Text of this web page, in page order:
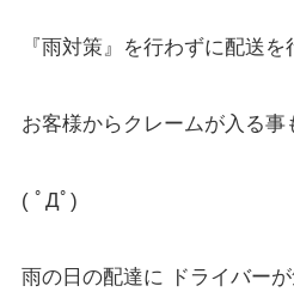
『雨対策』を行わずに配送を
お客様からクレームが入る事
( ﾟДﾟ)
雨の日の配達に ドライバー